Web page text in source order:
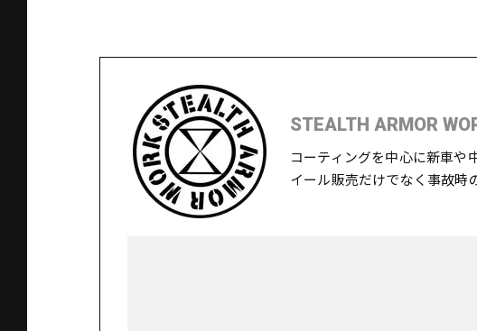
STEALTH ARMOR
コーティングを中心に新車や
イール販売だけでなく事故時